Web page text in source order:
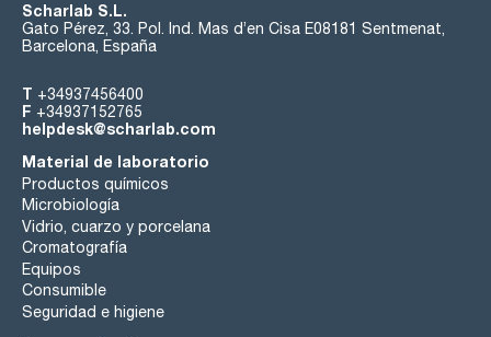
Scharlab S.L.
Gato Pérez, 33. Pol. Ind. Mas d’en Cisa E08181 Sentmenat,
Barcelona, España
T +34937456400
F +34937152765
helpdesk@scharlab.com
Material de laboratorio
Productos químicos
Microbiología
Vidrio, cuarzo y porcelana
Cromatografía
Equipos
Consumible
Seguridad e higiene